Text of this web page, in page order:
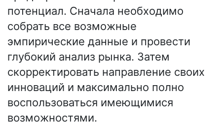
потенциал. Сначала необходимо
собрать все возможные
эмпирические данные и провести
глубокий анализ рынка. Затем
скорректировать направление своих
инноваций и максимально полно
воспользоваться имеющимися
возможностями.